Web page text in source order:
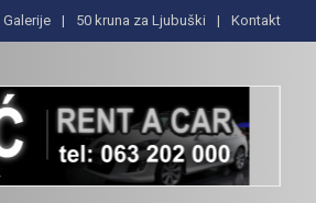
Galerije 50 kruna za Ljubuški Kontakt